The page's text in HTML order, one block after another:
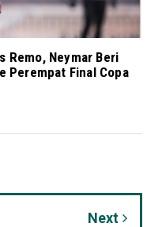
Remo, Neymar Beri
Perempat Final Copa
Next